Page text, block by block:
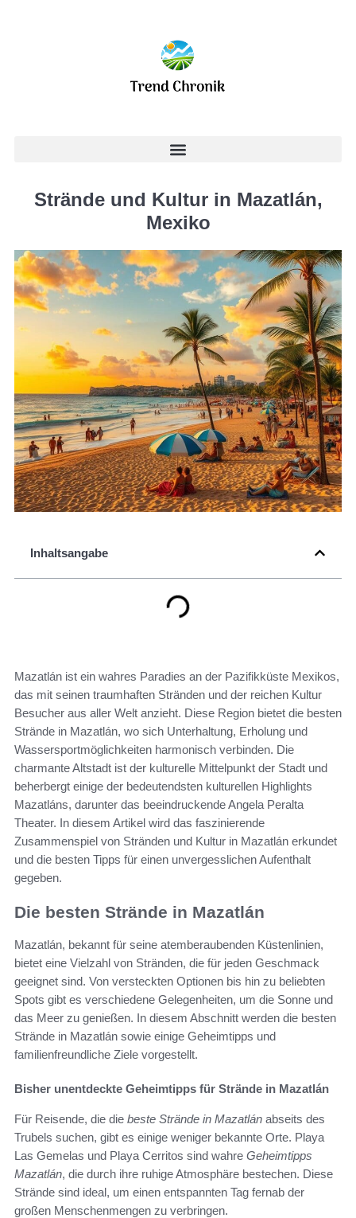
Strände und Kultur in Mazatlán,
Mexiko
Inhaltsangabe
Mazatlán ist ein wahres Paradies an der Pazifikküste Mexikos,
das mit seinen traumhaften Stränden und der reichen Kultur
Besucher aus aller Welt anzieht. Diese Region bietet die besten
Strände in Mazatlán, wo sich Unterhaltung, Erholung und
Wassersportmöglichkeiten harmonisch verbinden. Die
charmante Altstadt ist der kulturelle Mittelpunkt der Stadt und
beherbergt einige der bedeutendsten kulturellen Highlights
Mazatláns, darunter das beeindruckende Angela Peralta
Theater. In diesem Artikel wird das faszinierende
Zusammenspiel von Stränden und Kultur in Mazatlán erkundet
und die besten Tipps für einen unvergesslichen Aufenthalt
gegeben.
Die besten Strände in Mazatlán
Mazatlán, bekannt für seine atemberaubenden Küstenlinien,
bietet eine Vielzahl von Stränden, die für jeden Geschmack
geeignet sind. Von versteckten Optionen bis hin zu beliebten
Spots gibt es verschiedene Gelegenheiten, um die Sonne und
das Meer zu genießen. In diesem Abschnitt werden die besten
Strände in Mazatlán sowie einige Geheimtipps und
familienfreundliche Ziele vorgestellt.
Bisher unentdeckte Geheimtipps für Strände in Mazatlán
Für Reisende, die die beste Strände in Mazatlán abseits des
Trubels suchen, gibt es einige weniger bekannte Orte. Playa
Las Gemelas und Playa Cerritos sind wahre Geheimtipps
Mazatlán, die durch ihre ruhige Atmosphäre bestechen. Diese
Strände sind ideal, um einen entspannten Tag fernab der
großen Menschenmengen zu verbringen.